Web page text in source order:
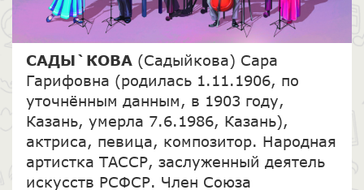
САДЫ`КОВА(Садыйкова) Сара
Гарифовна (родилась 1.11.1906, по
уточнённым данным, в 1903 году,
Казань, умерла 7.6.1986, Казань),
актриса, певица, композитор. Народная
артистка ТАССР, заслуженный деятель
искусств РСФСР. Член Союза